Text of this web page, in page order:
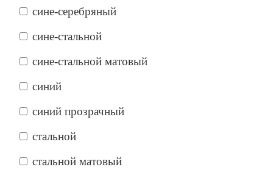
сине-серебряный
сине-стальной
сине-стальной матовый
синий
синий прозрачный
стальной
стальной матовый